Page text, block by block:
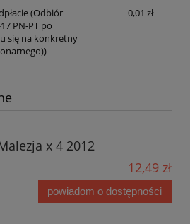
(Odbiór
PN-PT po
się na konkretny
0,01 zł
x 4 2012
12,49 zł
powiadom o dostępności